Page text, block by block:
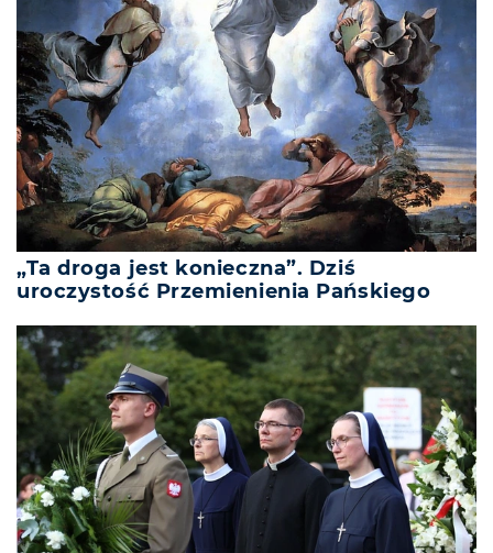
„Ta droga jest konieczna”. Dziś
uroczystość Przemienienia Pańskiego